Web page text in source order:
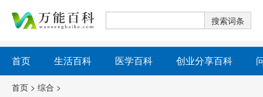
首页 生活百科 医学百科 创业分享百科
首页 > 综合 >